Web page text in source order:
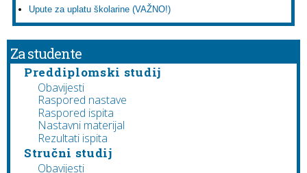
Upute za uplatu školarine (VAŽNO!)
Za studente
Preddiplomski studij
Obavijesti
Raspored nastave
Raspored ispita
Nastavni materijal
Rezultati ispita
Stručni studij
Obavijesti